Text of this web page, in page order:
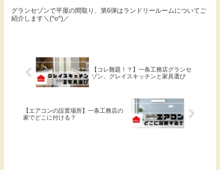
グランセゾンで平屋の間取り、第6弾はランドリールームについてご
紹介します＼(^o^)／
【コレ難題！？】一条工務店グランセ
ゾン、グレイスキッチンと家具選び
【エアコンの設置場所】一条工務店の
家でどこに付ける？